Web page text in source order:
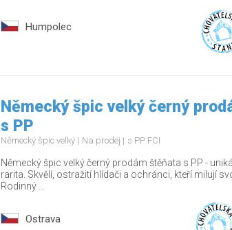
Humpolec
Německý špic velký černý
s PP
Německý špic velký Na prodej s PP FCI
Německý špic velký černý prodám štěňata s PP -
rarita. Skvělí, ostražití hlídači a ochránci, kteří milují
Rodinný ...
Ostrava